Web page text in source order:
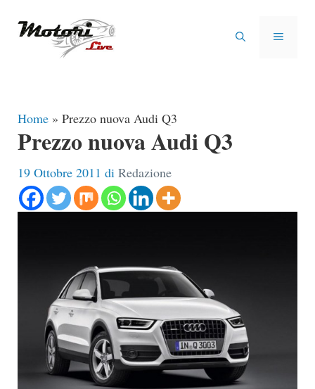
MENU
Home » Prezzo nuova Audi Q3
Prezzo nuova Audi Q3
19 Ottobre 2011 di Redazione